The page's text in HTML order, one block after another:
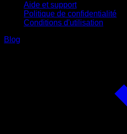
Aide et support
Politique de confidentialité
Conditions d'utilisation
Blog